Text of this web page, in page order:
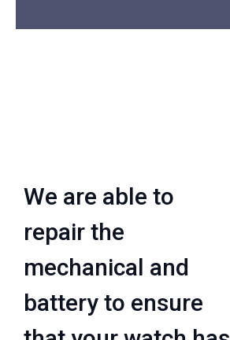
We are able to
repair the
mechanical and
battery to ensure